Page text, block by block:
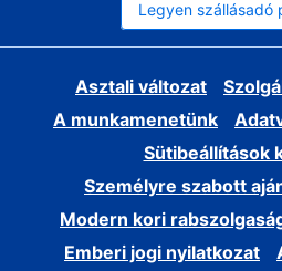
Legyen szállásadó
Asztali változat
A munkamenetünk
Sütibeállítások
Személyre szabott
Modern kori
Emberi jogi nyilatkozat